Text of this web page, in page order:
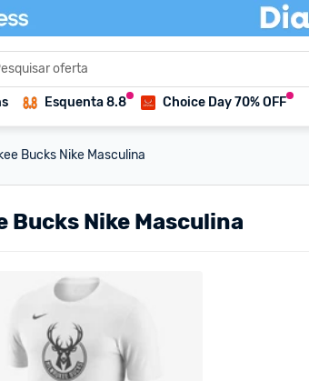
Esquenta 8.8 Choice Day 70% OFF
Bucks Nike Masculina
Bucks Nike Masculina